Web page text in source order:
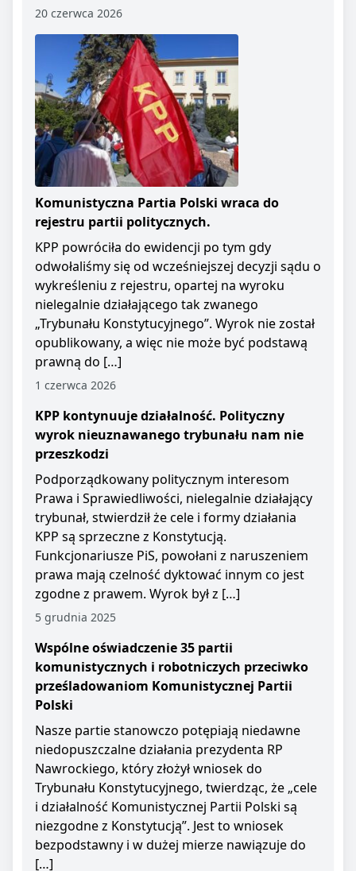
20 czerwca 2026
Komunistyczna Partia Polski wraca do
rejestru partii politycznych.
KPP powróciła do ewidencji po tym gdy
odwołaliśmy się od wcześniejszej decyzji sądu o
wykreśleniu z rejestru, opartej na wyroku
nielegalnie działającego tak zwanego
„Trybunału Konstytucyjnego”. Wyrok nie został
opublikowany, a więc nie może być podstawą
prawną do […]
1 czerwca 2026
KPP kontynuuje działalność. Polityczny
wyrok nieuznawanego trybunału nam nie
przeszkodzi
Podporządkowany politycznym interesom
Prawa i Sprawiedliwości, nielegalnie działający
trybunał, stwierdził że cele i formy działania
KPP są sprzeczne z Konstytucją.
Funkcjonariusze PiS, powołani z naruszeniem
prawa mają czelność dyktować innym co jest
zgodne z prawem. Wyrok był z […]
5 grudnia 2025
Wspólne oświadczenie 35 partii
komunistycznych i robotniczych przeciwko
prześladowaniom Komunistycznej Partii
Polski
Nasze partie stanowczo potępiają niedawne
niedopuszczalne działania prezydenta RP
Nawrockiego, który złożył wniosek do
Trybunału Konstytucyjnego, twierdząc, że „cele
i działalność Komunistycznej Partii Polski są
niezgodne z Konstytucją”. Jest to wniosek
bezpodstawny i w dużej mierze nawiązuje do
[…]